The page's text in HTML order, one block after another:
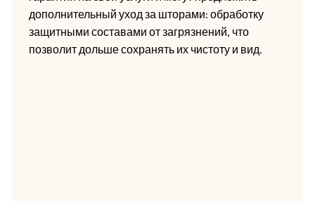
дополнительный уход за шторами: обработку
защитными составами от загрязнений, что
позволит дольше сохранять их чистоту и вид.